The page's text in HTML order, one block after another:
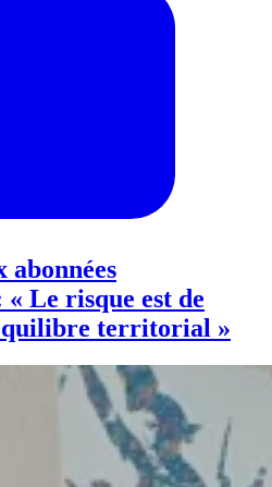
Le risque est de
territorial »